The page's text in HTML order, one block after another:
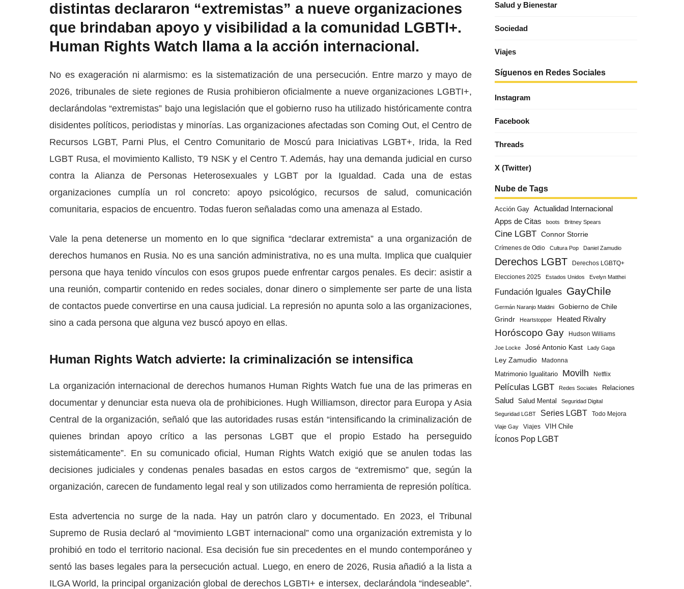
distintas declararon “extremistas” a nueve organizaciones
que brindaban apoyo y visibilidad a la comunidad LGBTI+.
Human Rights Watch llama a la acción internacional.
No es exageración ni alarmismo: es la sistematización de una persecución. Entre marzo y mayo de
2026, tribunales de siete regiones de Rusia prohibieron oficialmente a nueve organizaciones LGBTI+,
declarándolas “extremistas” bajo una legislación que el gobierno ruso ha utilizado históricamente contra
disidentes políticos, periodistas y minorías. Las organizaciones afectadas son Coming Out, el Centro de
Recursos LGBT, Parni Plus, el Centro Comunitario de Moscú para Iniciativas LGBT+, Irida, la Red
LGBT Rusa, el movimiento Kallisto, T9 NSK y el Centro T. Además, hay una demanda judicial en curso
contra la Alianza de Personas Heterosexuales y LGBT por la Igualdad. Cada una de estas
organizaciones cumplía un rol concreto: apoyo psicológico, recursos de salud, comunicación
comunitaria, espacios de encuentro. Todas fueron señaladas como una amenaza al Estado.
Vale la pena detenerse un momento en lo que significa “declarar extremista” a una organización de
derechos humanos en Rusia. No es una sanción administrativa, no es una multa. Implica que cualquier
persona que haya tenido vínculos con esos grupos puede enfrentar cargos penales. Es decir: asistir a
una reunión, compartir contenido en redes sociales, donar dinero o simplemente ser parte de una lista
de contactos puede convertirse en una causa judicial. La represión no apunta solo a las organizaciones,
sino a cada persona que alguna vez buscó apoyo en ellas.
Human Rights Watch advierte: la criminalización se intensifica
La organización internacional de derechos humanos Human Rights Watch fue una de las primeras en
documentar y denunciar esta nueva ola de prohibiciones. Hugh Williamson, director para Europa y Asia
Central de la organización, señaló que las autoridades rusas están “intensificando la criminalización de
quienes brindan apoyo crítico a las personas LGBT que el propio Estado ha perseguido
sistemáticamente”. En su comunicado oficial, Human Rights Watch exigió que se anulen todas las
decisiones judiciales y condenas penales basadas en estos cargos de “extremismo” que, según la
organización, carecen de fundamento legal real y son utilizados como herramienta de represión política.
Esta advertencia no surge de la nada. Hay un patrón claro y documentado. En 2023, el Tribunal
Supremo de Rusia declaró al “movimiento LGBT internacional” como una organización extremista y lo
prohibió en todo el territorio nacional. Esa decisión fue sin precedentes en el mundo contemporáneo y
sentó las bases legales para la persecución actual. Luego, en enero de 2026, Rusia añadió a la lista a
ILGA World, la principal organización global de derechos LGBTI+ e intersex, declarándola “indeseable”.
Salud y Bienestar
Sociedad
Viajes
Síguenos en Redes Sociales
Instagram
Facebook
Threads
X (Twitter)
Nube de Tags
Acción Gay
Actualidad Internacional
Apps de Citas
boots Britney Spears
Cine LGBT Connor Storrie
Crímenes de Odio Cultura Pop Daniel Zamudio
Derechos LGBT
Derechos LGBTQ+
Elecciones 2025
Estados Unidos Evelyn Matthei
Fundación Iguales GayChile
Germán Naranjo Maldini
Gobierno de Chile
Grindr
Heartstopper Heated Rivalry
Horóscopo Gay Hudson Williams
Joe Locke José Antonio Kast Lady Gaga
Ley Zamudio Madonna
Matrimonio Igualitario Movilh Netflix
Películas LGBT Redes Sociales Relaciones
Salud Salud Mental Seguridad Digital
Seguridad LGBT Series LGBT Todo Mejora
Viaje Gay Viajes VIH Chile
Íconos Pop LGBT